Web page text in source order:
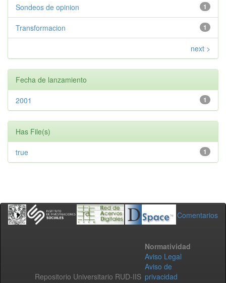
1
Sondeos de opinion
1
Transformacion
next >
Fecha de lanzamiento
1
2001
Has File(s)
1
true
Comentarios
Repositorio Universitario RUD-IIS
Normatividad
Aviso Legal
Aviso de
privacidad